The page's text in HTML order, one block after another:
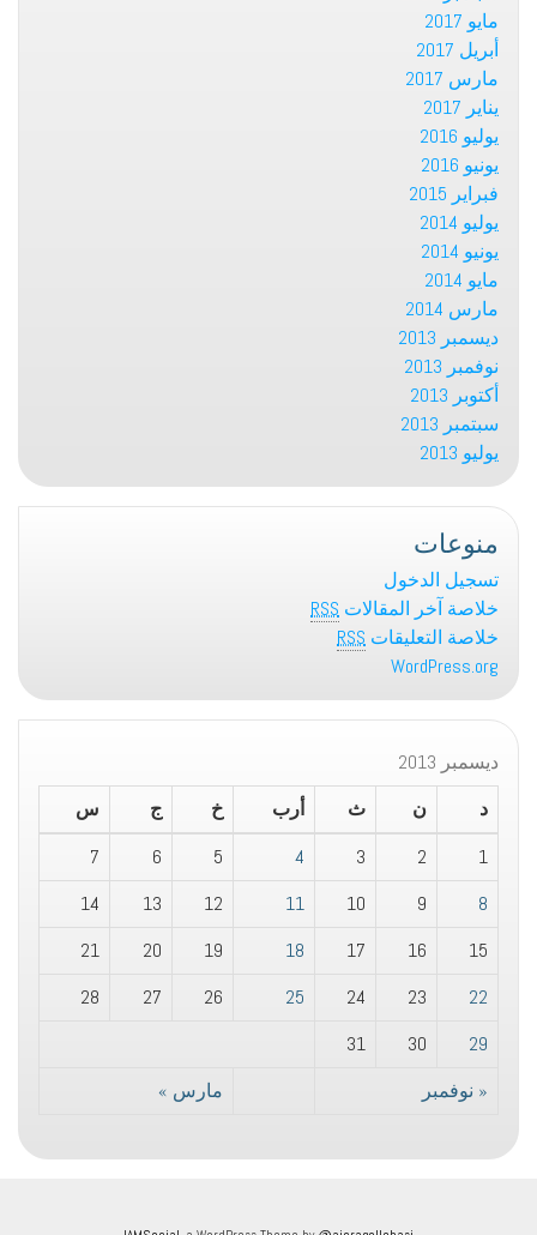
مايو 2017
أبريل 2017
مارس 2017
يناير 2017
يوليو 2016
يونيو 2016
فبراير 2015
يوليو 2014
يونيو 2014
مايو 2014
مارس 2014
ديسمبر 2013
نوفمبر 2013
أكتوبر 2013
سبتمبر 2013
يوليو 2013
منوعات
تسجيل الدخول
خلاصة آخر المقالات RSS
خلاصة التعليقات RSS
WordPress.org
ديسمبر 2013
د
ن ث أرب خ ج س
« نوفمبر مارس »
1
2
3
4
5
6
7
8
9
10
11
12
13
14
15
16
17
18
19
20
21
22
23
24
25
26
27
28
29
30
31